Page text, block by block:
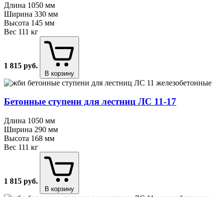
Длина 1050 мм
Ширина 330 мм
Высота 145 мм
Вес 111 кг
1 815 руб.
В корзину
Бетонные ступени для лестниц ЛС 11⁠-⁠17
Длина 1050 мм
Ширина 290 мм
Высота 168 мм
Вес 111 кг
1 815 руб.
В корзину